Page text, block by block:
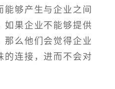
能够产生与企业之间
如果企业不能够提供
那么他们会觉得企业
的连接，进而不会对